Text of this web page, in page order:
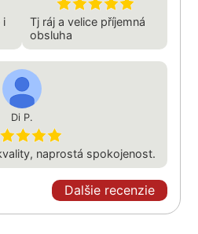
i
Tj ráj a velice příjemná
obsluha
Di P.
naprostá spokojenost.
Dalšie recenzie